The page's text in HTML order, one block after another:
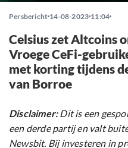
Persbericht 14-08-2023 11:04
Celsius zet Altcoins
Vroege CeFi-
met korting tijdens
van Borroe
Disclaimer:Dit is een
een derde partij en valt
Newsbit. Bij investeren in